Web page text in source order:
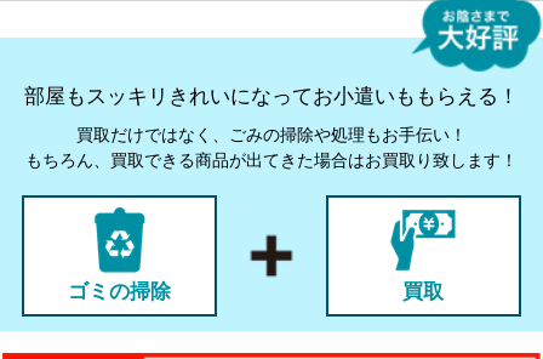
部屋もスッキリきれいになってお小遣いももらえる！
買取だけではなく、ごみの掃除や処理もお手伝い！
もちろん、買取できる商品が出てきた場合はお買取り致します！
ゴミの掃除 買取